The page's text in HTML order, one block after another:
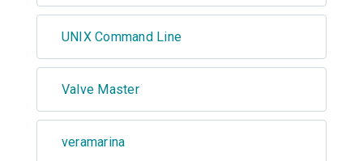
UNIX Command Line
Valve Master
veramarina